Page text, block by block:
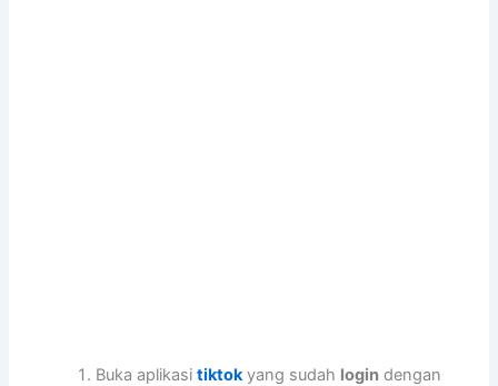
Buka aplikasitiktokyang sudah login dengan